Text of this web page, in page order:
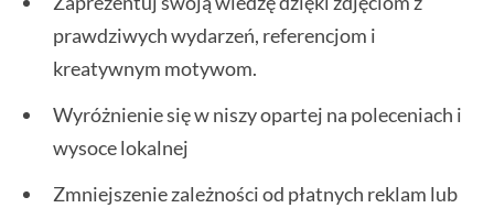
prawdziwych wydarzeń, referencjom i
kreatywnym motywom.
Wyróżnienie się w niszy opartej na poleceniach i
wysoce lokalnej
Zmniejszenie zależności od płatnych reklam lub